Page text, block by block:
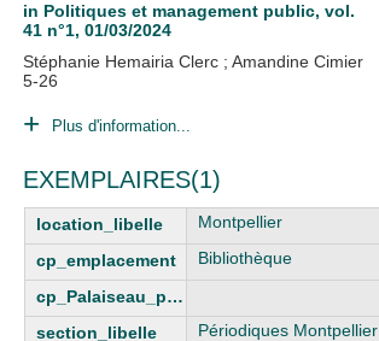
in Politiques et management public, vol.
41 n°1, 01/03/2024
Stéphanie Hemairia Clerc ;Amandine Cimier
5-26
Plus d'information...
EXEMPLAIRES(1)
Montpellier
Bibliothèque
Périodiques Montpellier